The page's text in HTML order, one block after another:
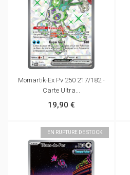
Momartik-Ex Pv 250 217/182 -
Carte Ultra...
19,90 €
EN RUPTURE DE STOCK